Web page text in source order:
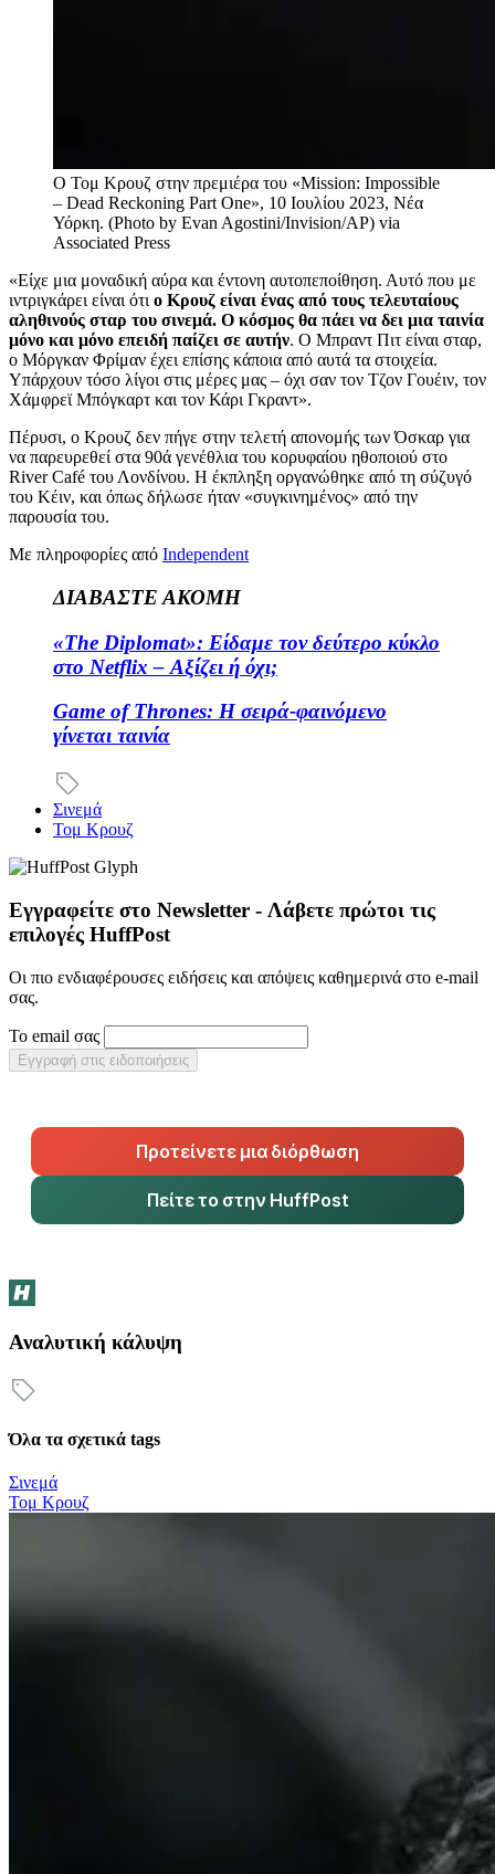
Ο Τομ Κρουζ στην πρεμιέρα του «Mission: Impossible
– Dead Reckoning Part One», 10 Ιουλίου 2023, Νέα
Υόρκη. (Photo by Evan Agostini/Invision/AP) via
Associated Press
«Είχε μια μοναδική αύρα και έντονη αυτοπεποίθηση. Αυτό που με
ιντριγκάρει είναι ότι ο Κρουζ είναι ένας από τους τελευταίους
αληθινούς σταρ του σινεμά. Ο κόσμος θα πάει να δει μια ταινία
μόνο και μόνο επειδή παίζει σε αυτήν. Ο Μπραντ Πιτ είναι σταρ,
ο Μόργκαν Φρίμαν έχει επίσης κάποια από αυτά τα στοιχεία.
Υπάρχουν τόσο λίγοι στις μέρες μας – όχι σαν τον Τζον Γουέιν, τον
Χάμφρεϊ Μπόγκαρτ και τον Κάρι Γκραντ».
Πέρυσι, ο Κρουζ δεν πήγε στην τελετή απονομής των Όσκαρ για
να παρευρεθεί στα 90ά γενέθλια του κορυφαίου ηθοποιού στο
River Café του Λονδίνου. Η έκπληξη οργανώθηκε από τη σύζυγό
του Κέιν, και όπως δήλωσε ήταν «συγκινημένος» από την
παρουσία του.
Με πληροφορίες από Independent
ΔΙΑΒΑΣΤΕ ΑΚΟΜΗ
«The Diplomat»: Είδαμε τον δεύτερο κύκλο
στο Netflix – Αξίζει ή όχι;
Game of Thrones: Η σειρά-φαινόμενο
γίνεται ταινία
Σινεμά
Τομ Κρουζ
Εγγραφείτε στο Newsletter - Λάβετε πρώτοι τις
επιλογές HuffPost
Οι πιο ενδιαφέρουσες ειδήσεις και απόψεις καθημερινά στο e-mail
σας.
Το email σας
Εγγραφή στις ειδοποιήσεις
Προτείνετε μια διόρθωση
Πείτε το στην HuffPost
Αναλυτική κάλυψη
Όλα τα σχετικά tags
Σινεμά
Τομ Κρουζ